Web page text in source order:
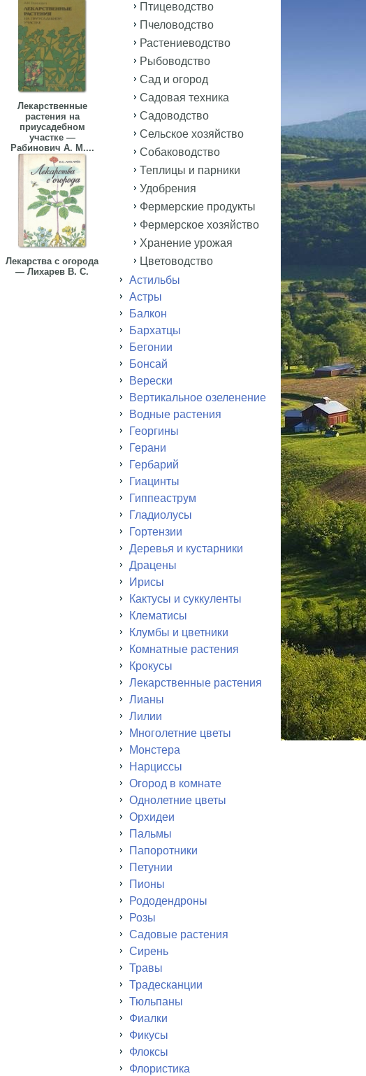
Лекарственные
растения на
приусадебном
участке —
Рабинович А. М....
Лекарства с огорода
— Лихарев В. С.
Птицеводство
Пчеловодство
Растениеводство
Рыбоводство
Сад и огород
Садовая техника
Садоводство
Сельское хозяйство
Собаководство
Теплицы и парники
Удобрения
Фермерские продукты
Фермерское хозяйство
Хранение урожая
Цветоводство
Астильбы
Астры
Балкон
Бархатцы
Бегонии
Бонсай
Верески
Вертикальное озеленение
Водные растения
Георгины
Герани
Гербарий
Гиацинты
Гиппеаструм
Гладиолусы
Гортензии
Деревья и кустарники
Драцены
Ирисы
Кактусы и суккуленты
Клематисы
Клумбы и цветники
Комнатные растения
Крокусы
Лекарственные растения
Лианы
Лилии
Многолетние цветы
Монстера
Нарциссы
Огород в комнате
Однолетние цветы
Орхидеи
Пальмы
Папоротники
Петунии
Пионы
Рододендроны
Розы
Садовые растения
Сирень
Травы
Традесканции
Тюльпаны
Фиалки
Фикусы
Флоксы
Флористика